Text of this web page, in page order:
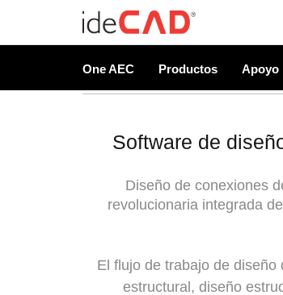
One AEC Productos Apoyo
Software de
Diseño de conexiones
revolucionaria integrada
El flujo de trabajo de
estructural, diseño